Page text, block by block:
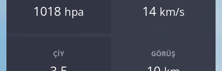
1018 hpa 14 km/s
ÇIY GÖRÜŞ